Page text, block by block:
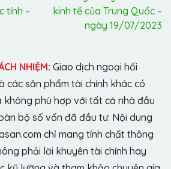
tính –
kinh tế của Trung Quốc –
ngày 19/07/2023
NHIỆM: Giao dịch ngoại hối
các sản phẩm tài chính khác có
không phù hợp với tất cả nhà đầu
bộ số vốn đã đầu tư. Nội dung
chỉ mang tính chất thông
phải lời khuyên tài chính hay